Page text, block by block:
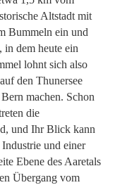
Altstadt mit
Bummeln ein und
in dem heute ein
lohnt sich also
den Thunersee
machen. Schon
die
und Ihr Blick kann
und einer
Ebene des Aaretals
Übergang vom